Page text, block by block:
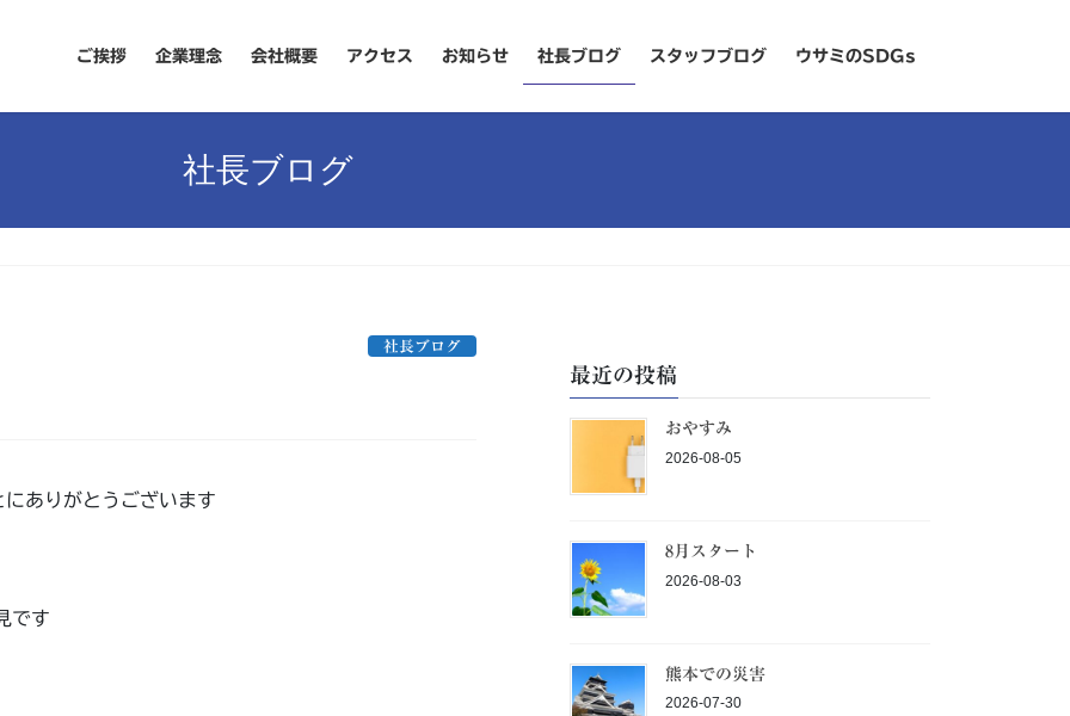
ご挨拶 企業理念 会社概要 アクセス お知らせ 社長ブログ スタッフブログ ウサミのSDGs
社長ブログ
社長ブログ
ありがとうございます
です
最近の投稿
おやすみ
2026-08-05
8月スタート
2026-08-03
熊本での災害
2026-07-30